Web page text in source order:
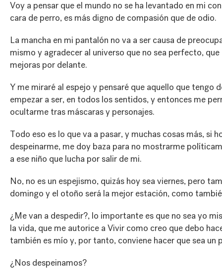
Voy a pensar que el mundo no se ha levantado en mi
cara de perro, es más digno de compasión que de odio.
La mancha en mi pantalón no va a ser causa de
mismo y agradecer al universo que no sea perfecto,
mejoras por delante.
Y me miraré al espejo y pensaré que aquello que tengo
empezar a ser, en todos los sentidos, y entonces me
ocultarme tras máscaras y personajes.
Todo eso es lo que va a pasar, y muchas cosas más, si
despeinarme, me doy baza para no mostrarme
a ese niño que lucha por salir de mi.
No, no es un espejismo, quizás hoy sea viernes, pero
domingo y el otoño será la mejor estación, como
¿Me van a despedir?, lo importante es que no sea yo
la vida, que me autorice a Vivir como creo que debo
también es mío y, por tanto, conviene hacer que sea un
¿Nos despeinamos?